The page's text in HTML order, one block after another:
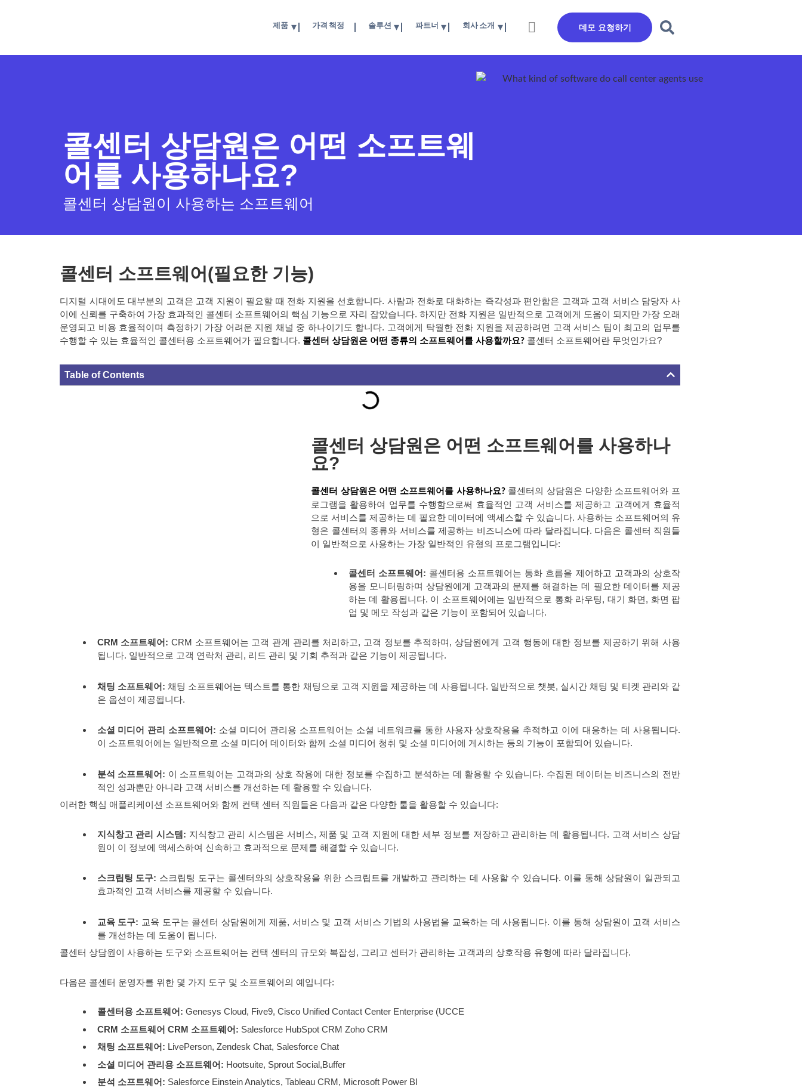
제품 가격 책정 솔루션 파트너 회사 소개 데모 요청하기
콜센터 상담원은 어떤 소프트웨
어를 사용하나요?
콜센터 상담원이 사용하는 소프트웨어
콜센터 소프트웨어(필요한 기능)
디지털 시대에도 대부분의 고객은 고객 지원이 필요할 때 전화 지원을 선호합니다. 사람과 전화로 대화하는 즉각성과 편안함은 고객과 고객 서비스 담당자 사
이에 신뢰를 구축하여 가장 효과적인 콜센터 소프트웨어의 핵심 기능으로 자리 잡았습니다. 하지만 전화 지원은 일반적으로 고객에게 도움이 되지만 가장 오래
운영되고 비용 효율적이며 측정하기 가장 어려운 지원 채널 중 하나이기도 합니다. 고객에게 탁월한 전화 지원을 제공하려면 고객 서비스 팀이 최고의 업무를
수행할 수 있는 효율적인 콜센터용 소프트웨어가 필요합니다. 콜센터 상담원은 어떤 종류의 소프트웨어를 사용할까요? 콜센터 소프트웨어란 무엇인가요?
Table of Contents
콜센터 상담원은 어떤 소프트웨어를 사용하나
요?
콜센터 상담원은 어떤 소프트웨어를 사용하나요? 콜센터의 상담원은 다양한 소프트웨어와 프
로그램을 활용하여 업무를 수행함으로써 효율적인 고객 서비스를 제공하고 고객에게 효율적
으로 서비스를 제공하는 데 필요한 데이터에 액세스할 수 있습니다. 사용하는 소프트웨어의 유
형은 콜센터의 종류와 서비스를 제공하는 비즈니스에 따라 달라집니다. 다음은 콜센터 직원들
이 일반적으로 사용하는 가장 일반적인 유형의 프로그램입니다:
콜센터 소프트웨어: 콜센터용 소프트웨어는 통화 흐름을 제어하고 고객과의 상호작
용을 모니터링하며 상담원에게 고객과의 문제를 해결하는 데 필요한 데이터를 제공
하는 데 활용됩니다. 이 소프트웨어에는 일반적으로 통화 라우팅, 대기 화면, 화면 팝
업 및 메모 작성과 같은 기능이 포함되어 있습니다.
CRM 소프트웨어: CRM 소프트웨어는 고객 관계 관리를 처리하고, 고객 정보를 추적하며, 상담원에게 고객 행동에 대한 정보를 제공하기 위해 사용
됩니다. 일반적으로 고객 연락처 관리, 리드 관리 및 기회 추적과 같은 기능이 제공됩니다.
채팅 소프트웨어: 채팅 소프트웨어는 텍스트를 통한 채팅으로 고객 지원을 제공하는 데 사용됩니다. 일반적으로 챗봇, 실시간 채팅 및 티켓 관리와 같
은 옵션이 제공됩니다.
소셜 미디어 관리 소프트웨어: 소셜 미디어 관리용 소프트웨어는 소셜 네트워크를 통한 사용자 상호작용을 추적하고 이에 대응하는 데 사용됩니다.
이 소프트웨어에는 일반적으로 소셜 미디어 데이터와 함께 소셜 미디어 청취 및 소셜 미디어에 게시하는 등의 기능이 포함되어 있습니다.
분석 소프트웨어: 이 소프트웨어는 고객과의 상호 작용에 대한 정보를 수집하고 분석하는 데 활용할 수 있습니다. 수집된 데이터는 비즈니스의 전반
적인 성과뿐만 아니라 고객 서비스를 개선하는 데 활용할 수 있습니다.
이러한 핵심 애플리케이션 소프트웨어와 함께 컨택 센터 직원들은 다음과 같은 다양한 툴을 활용할 수 있습니다:
지식창고 관리 시스템: 지식창고 관리 시스템은 서비스, 제품 및 고객 지원에 대한 세부 정보를 저장하고 관리하는 데 활용됩니다. 고객 서비스 상담
원이 이 정보에 액세스하여 신속하고 효과적으로 문제를 해결할 수 있습니다.
스크립팅 도구: 스크립팅 도구는 콜센터와의 상호작용을 위한 스크립트를 개발하고 관리하는 데 사용할 수 있습니다. 이를 통해 상담원이 일관되고
효과적인 고객 서비스를 제공할 수 있습니다.
교육 도구: 교육 도구는 콜센터 상담원에게 제품, 서비스 및 고객 서비스 기법의 사용법을 교육하는 데 사용됩니다. 이를 통해 상담원이 고객 서비스
를 개선하는 데 도움이 됩니다.
콜센터 상담원이 사용하는 도구와 소프트웨어는 컨택 센터의 규모와 복잡성, 그리고 센터가 관리하는 고객과의 상호작용 유형에 따라 달라집니다.
다음은 콜센터 운영자를 위한 몇 가지 도구 및 소프트웨어의 예입니다:
콜센터용 소프트웨어: Genesys Cloud, Five9, Cisco Unified Contact Center Enterprise (UCCE
CRM 소프트웨어 CRM 소프트웨어: Salesforce HubSpot CRM Zoho CRM
채팅 소프트웨어: LivePerson, Zendesk Chat, Salesforce Chat
소셜 미디어 관리용 소프트웨어: Hootsuite, Sprout Social,Buffer
분석 소프트웨어: Salesforce Einstein Analytics, Tableau CRM, Microsoft Power BI